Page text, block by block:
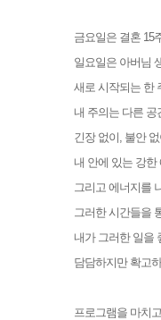
금요일은 결혼 15
일요일은 아버님
새로 시작되는 한
내 주의는 다른
긴장 없이, 불안
내 안에 있는 강
그리고 에너지를
그러한 시간들을
내가 그러한 일을
담담하지만 확고
프로그램을 마치